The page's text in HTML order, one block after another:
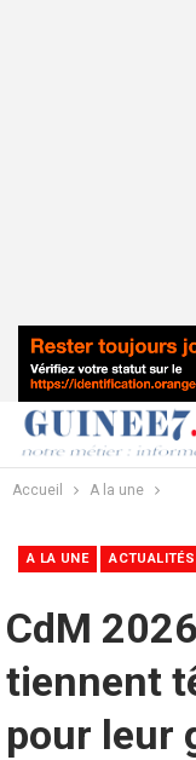
Accueil A la une
A LA UNE ACTUALITÉS
CdM
tiennent
pour leur